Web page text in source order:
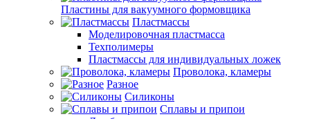
Пластины для вакуумного формовщика
Пластмассы
Моделировочная пластмасса
Техполимеры
Пластмассы для индивидуальных ложек
Проволока, кламеры
Разное
Силиконы
Сплавы и припои